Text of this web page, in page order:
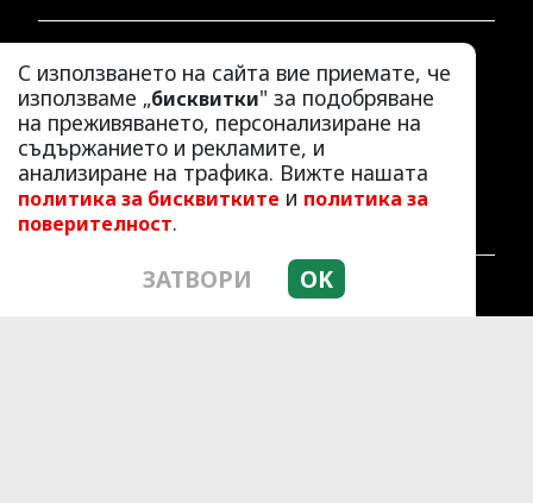
С използването на сайта вие приемате, че
използваме „бисквитки" за подобряване
на преживяването, персонализиране на
съдържанието и рекламите, и
анализиране на трафика. Вижте нашата
политика за бисквитките и политика за
поверителност.
ЗАТВОРИ OK
ЛАЙФСТАЙЛ
ЛЮБОПИТНО
СКАНДАЛИ
АЗ, ЖЕНАТА
ПОД ПРИЦЕЛ
© 2010 - 2026 | HotArena.net. Всички права